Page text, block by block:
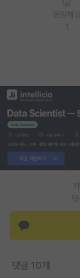
댓글 10개